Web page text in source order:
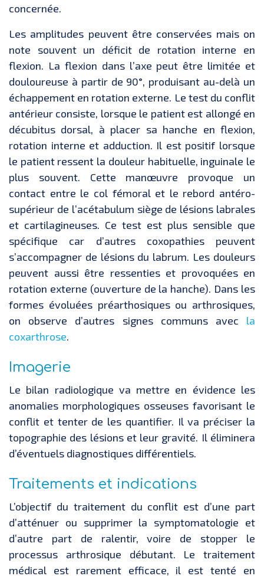
concernée.
Les amplitudes peuvent être conservées mais on
note souvent un déficit de rotation interne en
flexion. La flexion dans l’axe peut être limitée et
douloureuse à partir de 90°, produisant au-delà un
échappement en rotation externe. Le test du conflit
antérieur consiste, lorsque le patient est allongé en
décubitus dorsal, à placer sa hanche en flexion,
rotation interne et adduction. Il est positif lorsque
le patient ressent la douleur habituelle, inguinale le
plus souvent. Cette manœuvre provoque un
contact entre le col fémoral et le rebord antéro-
supérieur de l’acétabulum siège de lésions labrales
et cartilagineuses. Ce test est plus sensible que
spécifique car d’autres coxopathies peuvent
s’accompagner de lésions du labrum. Les douleurs
peuvent aussi être ressenties et provoquées en
rotation externe (ouverture de la hanche). Dans les
formes évoluées préarthosiques ou arthrosiques,
on observe d’autres signes communs avec la
coxarthrose.
Imagerie
Le bilan radiologique va mettre en évidence les
anomalies morphologiques osseuses favorisant le
conflit et tenter de les quantifier. Il va préciser la
topographie des lésions et leur gravité. Il éliminera
d’éventuels diagnostiques différentiels.
Traitements et indications
L’objectif du traitement du conflit est d’une part
d’atténuer ou supprimer la symptomatologie et
d’autre part de ralentir, voire de stopper le
processus arthrosique débutant. Le traitement
médical est rarement efficace, il est tenté en